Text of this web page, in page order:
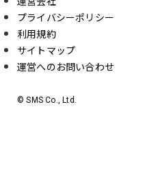
プライバシーポリシー
利用規約
サイトマップ
運営へのお問い合わせ
© SMS Co., Ltd.